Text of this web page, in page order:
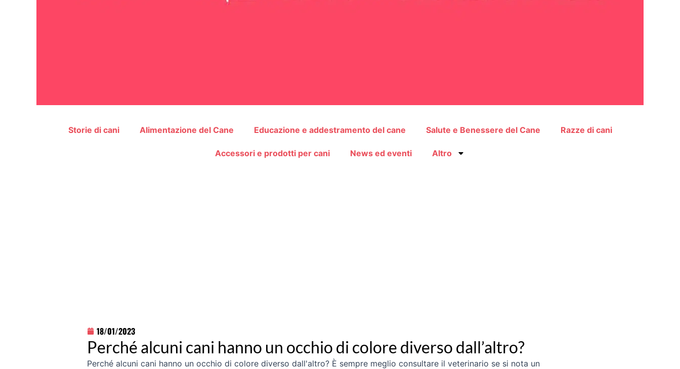
Storie di cani Alimentazione del Cane Educazione e addestramento del cane Salute e Benessere del Cane Razze di cani
Accessori e prodotti per cani News ed eventi Altro
18/01/2023
Perché alcuni cani hanno un occhio di colore diverso dall’altro?
Perché alcuni cani hanno un occhio di colore diverso dall'altro? È sempre meglio consultare il veterinario se si nota un